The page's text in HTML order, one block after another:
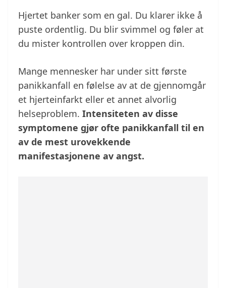
Hjertet banker som en gal. Du klarer ikke å
puste ordentlig. Du blir svimmel og føler at
du mister kontrollen over kroppen din.
Mange mennesker har under sitt første
panikkanfall en følelse av at de gjennomgår
et hjerteinfarkt eller et annet alvorlig
helseproblem. Intensiteten av disse
symptomene gjør ofte panikkanfall til en
av de mest urovekkende
manifestasjonene av angst.